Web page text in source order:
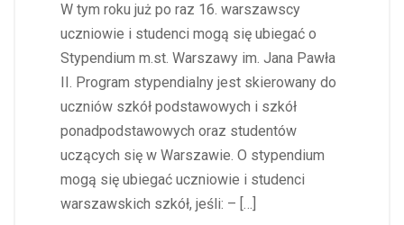
W tym roku już po raz 16. warszawscy
uczniowie i studenci mogą się ubiegać o
Stypendium m.st. Warszawy im. Jana Pawła
II. Program stypendialny jest skierowany do
uczniów szkół podstawowych i szkół
ponadpodstawowych oraz studentów
uczących się w Warszawie. O stypendium
mogą się ubiegać uczniowie i studenci
warszawskich szkół, jeśli: – […]